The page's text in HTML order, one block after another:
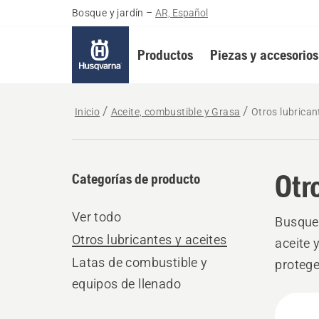
Bosque y jardín – AR, Español
Productos Piezas y accesorios
Inicio Aceite, combustible y Grasa Otros
Categorías de producto
Ver todo
Otros lubricantes y aceites
Latas de combustible y
equipos de llenado
aceite